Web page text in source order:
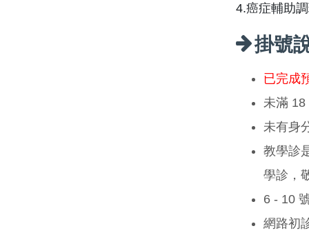
4.癌症輔助
掛號
已完成
未滿 18
未有身
教學診
學診，
6 - 10
網路初